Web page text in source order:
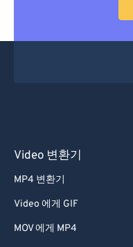
Video 변환기
MP4 변환기
Video 에게 GIF
MOV 에게 MP4